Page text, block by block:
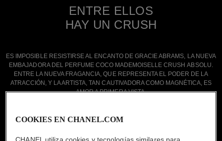
ENTRE ELLOS
HAY UN CRUSH
ES IMPOSIBLE RESISTIRSE AL ENCANTO DE GRACIE ABRAMS, LA NUEVA
EMBAJADORA DEL PERFUME COCO MADEMOISELLE CRUSH ABSOLU.
ENTRE LA NUEVA FRAGANCIA, QUE REPRESENTA EL PODER DE LA
ATRACCIÓN, Y LA ARTISTA, TAN CAUTIVADORA COMO MAGNÉTICA, ES
AMOR A PRIMERA VISTA.
COOKIES EN CHANEL.COM
CHANEL utiliza cookies y tecnologías similares para